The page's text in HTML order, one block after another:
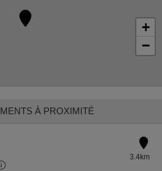
+
−
À PROXIMITÉ
3.4km